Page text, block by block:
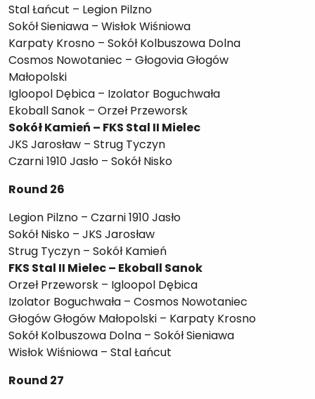
Stal Łańcut – Legion Pilzno
Sokół Sieniawa – Wisłok Wiśniowa
Karpaty Krosno – Sokół Kolbuszowa Dolna
Cosmos Nowotaniec – Głogovia Głogów
Małopolski
Igloopol Dębica – Izolator Boguchwała
Ekoball Sanok – Orzeł Przeworsk
Sokół Kamień – FKS Stal II Mielec
JKS Jarosław – Strug Tyczyn
Czarni 1910 Jasło – Sokół Nisko
Round 26
Legion Pilzno – Czarni 1910 Jasło
Sokół Nisko – JKS Jarosław
Strug Tyczyn – Sokół Kamień
FKS Stal II Mielec – Ekoball Sanok
Orzeł Przeworsk – Igloopol Dębica
Izolator Boguchwała – Cosmos Nowotaniec
Głogów Głogów Małopolski – Karpaty Krosno
Sokół Kolbuszowa Dolna – Sokół Sieniawa
Wisłok Wiśniowa – Stal Łańcut
Round 27